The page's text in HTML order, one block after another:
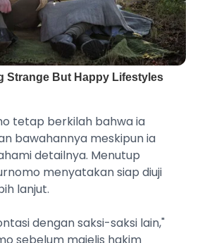
tetap berkilah bahwa ia
bawahannya meskipun ia
detailnya. Menutup
menyatakan siap diuji
lanjut.
dengan saksi-saksi lain,"